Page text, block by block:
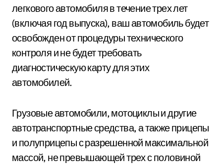
легкового автомобиля в течение трех лет
(включая год выпуска), ваш автомобиль будет
освобожден от процедуры технического
контроля и не будет требовать
диагностическую карту для этих
автомобилей.
Грузовые автомобили, мотоциклы и другие
автотранспортные средства, а также прицепы
и полуприцепы с разрешенной максимальной
массой, не превышающей трех с половиной